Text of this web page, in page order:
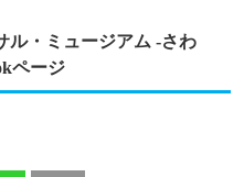
・ミュージアム -さわ
ページ